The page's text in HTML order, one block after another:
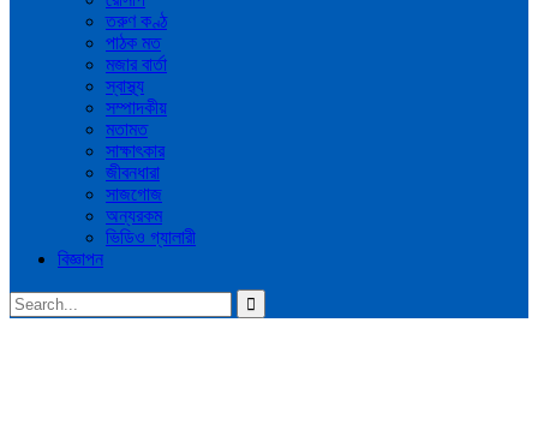
তরুণ কণ্ঠ
পাঠক মত
মজার বার্তা
স্বাস্থ্য
সম্পাদকীয়
মতামত
সাক্ষাৎকার
জীবনধারা
সাজগোজ
অন্যরকম
ভিডিও গ্যালারী
বিজ্ঞাপন